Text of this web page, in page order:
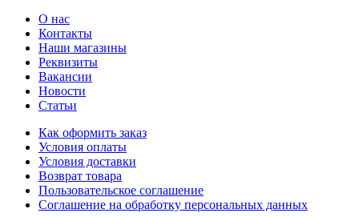
О нас
Контакты
Наши магазины
Реквизиты
Вакансии
Новости
Статьи
Как оформить заказ
Условия оплаты
Условия доставки
Возврат товара
Пользовательское соглашение
Соглашение на обработку персональных данных